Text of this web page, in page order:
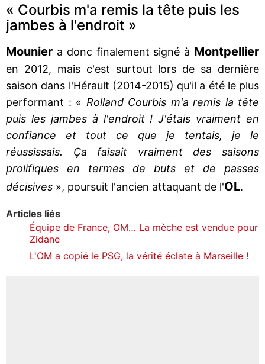
« Courbis m'a remis la tête puis les
jambes à l'endroit »
Mounier a donc finalement signé à Montpellier
en 2012, mais c'est surtout lors de sa dernière
saison dans l'Hérault (2014-2015) qu'il a été le plus
performant : « Rolland Courbis m'a remis la tête
puis les jambes à l'endroit ! J'étais vraiment en
confiance et tout ce que je tentais, je le
réussissais. Ça faisait vraiment des saisons
prolifiques en termes de buts et de passes
décisives », poursuit l'ancien attaquant de l'OL.
Articles liés
Équipe de France, OM… La mèche est vendue pour
Zidane
L'OM a copié le PSG, la vérité éclate à Marseille !